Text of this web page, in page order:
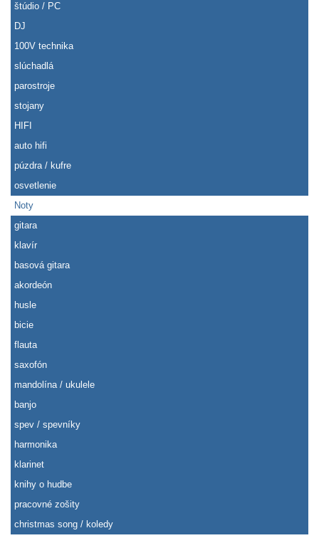
štúdio / PC
DJ
100V technika
slúchadlá
parostroje
stojany
HIFI
auto hifi
púzdra / kufre
osvetlenie
Noty
gitara
klavír
basová gitara
akordeón
husle
bicie
flauta
saxofón
mandolína / ukulele
banjo
spev / spevníky
harmonika
klarinet
knihy o hudbe
pracovné zošity
christmas song / koledy